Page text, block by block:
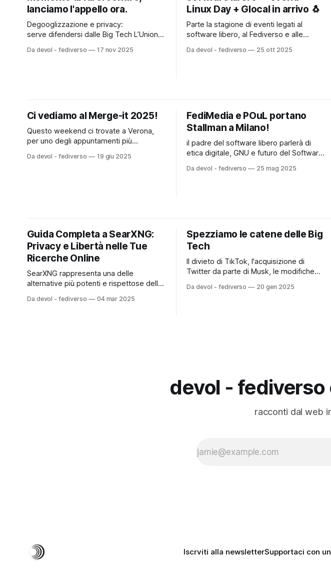
lanciamo l'appello ora.
Degooglizzazione e privacy:
serve difendersi dalle Big Tech L’Unione
Google per aver monopolizzato la
giornalismo di qualità. E
Da devol - fediverso 17 nov 2025
Linux Day + Glocal in arrivo 🐧
Parte la stagione di eventi legati al
software libero, al Fediverso e alle
tutta l’energia. Ti va di unirti? Di seguito il
Da devol - fediverso 25 ott 2025
Ci vediamo al Merge-it 2025!
Questo weekend ci trovate a Verona,
per uno degli appuntamenti più
collaborativo: il Merge-it 2025! Due
Da devol - fediverso 19 giu 2025
FediMedia e POuL portano
Stallman a Milano!
il padre del software libero parlerà di
etica digitale, GNU e futuro del Software
fedimedia e POul. Richard Stallman
Da devol - fediverso 25 mag 2025
Guida Completa a SearXNG:
Privacy e Libertà nelle Tue
Ricerche Online
SearXNG rappresenta una delle
alternative più potenti e rispettose della
ricerca attuali. Questa guida vi illustrerà
Da devol - fediverso 04 mar 2025
Spezziamo le catene delle Big
Tech
Il divieto di TikTok, l'acquisizione di
Twitter da parte di Musk, le modifiche
le censure di Bezos per favorire Trump,
Da devol - fediverso 20 gen 2025
devol -
racconti dal web
Iscrviti alla newsletterSupportaci con